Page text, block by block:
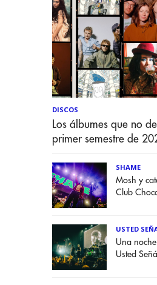
DISCOS
Los álbumes que no
primer semestre de
SHAME
Mosh y
Club
USTED
Una
Usted